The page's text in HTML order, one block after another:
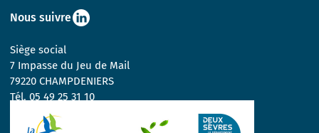
Nous suivre
Siège social
7 Impasse du Jeu de Mail
79220 CHAMPDENIERS
Tél. 05 49 25 31 10